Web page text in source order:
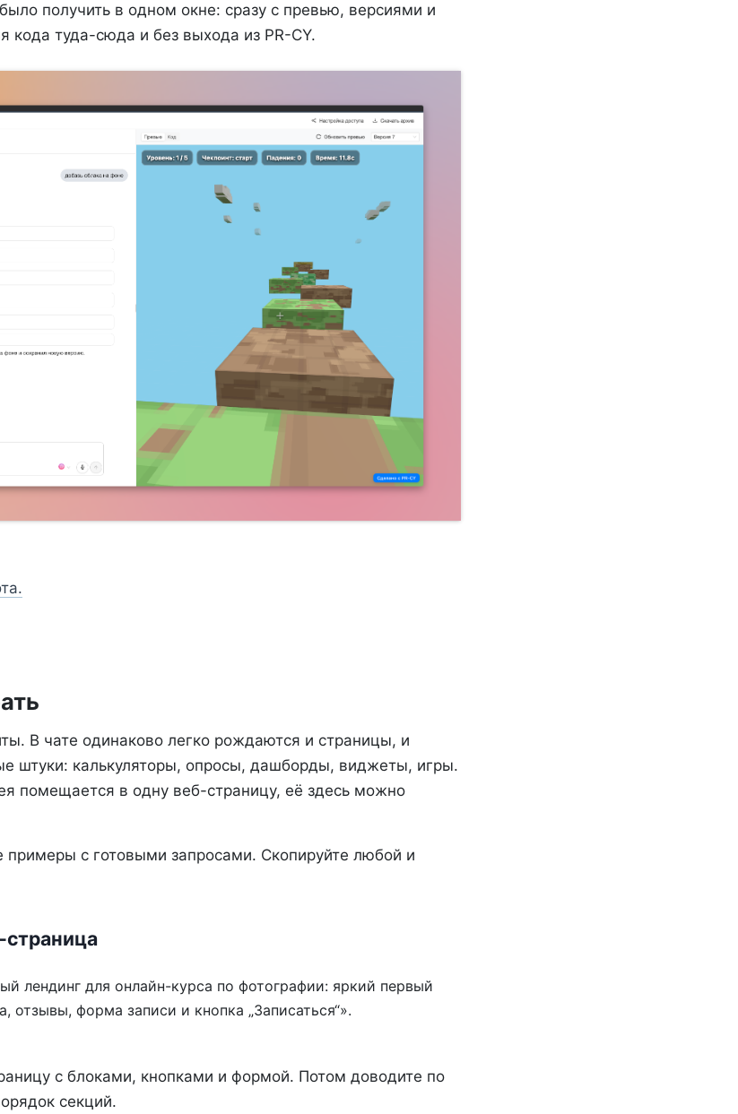
получить в одном окне: сразу с превью, версиями и
кода туда-сюда и без выхода из PR-CY.
В чате одинаково легко рождаются и страницы, и
штуки: калькуляторы, опросы, дашборды, виджеты, игры.
помещается в одну веб-страницу, её здесь можно
с готовыми запросами. Скопируйте любой и
лендинг для онлайн-курса по фотографии: яркий первый
отзывы, форма записи и кнопка „Записаться“».
с блоками, кнопками и формой. Потом доводите по
секций.